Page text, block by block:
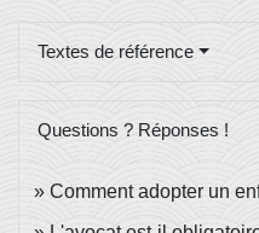
Textes de référence
Questions ? Réponses !
Comment adopter un